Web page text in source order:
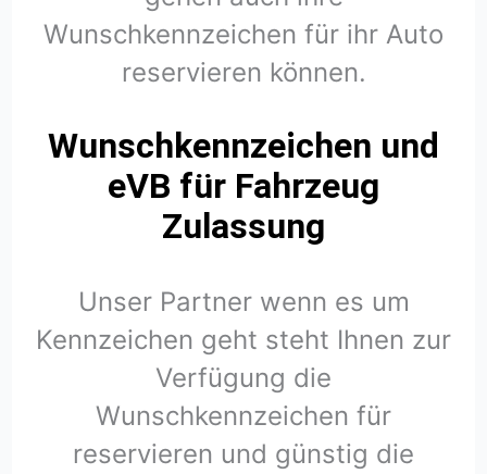
Wunschkennzeichen für ihr Auto
reservieren können.
Wunschkennzeichen und
eVB für Fahrzeug
Zulassung
Unser Partner wenn es um
Kennzeichen geht steht Ihnen zur
Verfügung die
Wunschkennzeichen für
reservieren und günstig die